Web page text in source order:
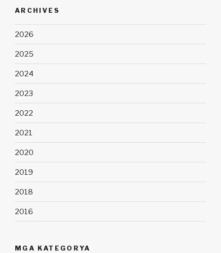
ARCHIVES
2026
2025
2024
2023
2022
2021
2020
2019
2018
2016
MGA KATEGORYA